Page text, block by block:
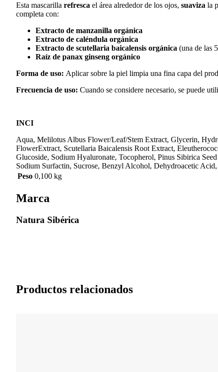
Esta mascarilla refresca el área alrededor de los ojos, suaviza la
completa con:
Extracto de manzanilla orgánica
Extracto de caléndula orgánica
Extracto de scutellaria baicalensis orgánica (una de las
Raíz de panax ginseng orgánico
Forma de uso: Aplicar sobre la piel limpia una fina capa del
Frecuencia de uso: Cuando se considere necesario, se puede
INCI
Aqua, Melilotus Albus Flower/Leaf/Stem Extract, Glycerin,
FlowerExtract, Scutellaria Baicalensis Root Extract,
Glucoside, Sodium Hyaluronate, Tocopherol, Pinus Sibirica
Sodium Surfactin, Sucrose, Benzyl Alcohol, Dehydroacetic
Peso 0,100 kg
Marca
Natura Sibérica
Productos relacionados